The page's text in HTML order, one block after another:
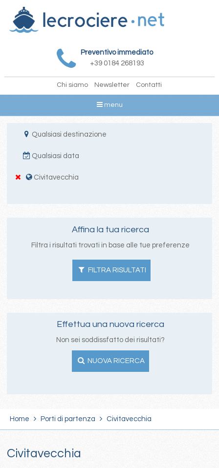
Preventivo immediato
+39 0184 268193
Chi siamo Newsletter Contatti
menu
Qualsiasi destinazione
Qualsiasi data
Civitavecchia
Affina la tua ricerca
Filtra i risultati trovati in base alle tue preferenze
FILTRA RISULTATI
Effettua una nuova ricerca
Non sei soddissfatto dei risultati?
NUOVA RICERCA
Home Porti di partenza Civitavecchia
Civitavecchia